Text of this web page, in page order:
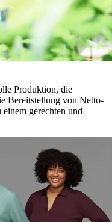
Produktion, die
Bereitstellung von Netto-
gerechten und